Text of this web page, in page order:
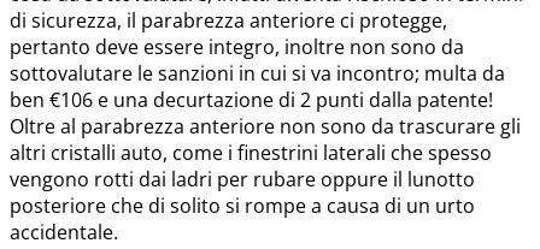
di sicurezza, il parabrezza anteriore ci protegge,
pertanto deve essere integro, inoltre non sono da
sottovalutare le sanzioni in cui si va incontro; multa da
ben €106 e una decurtazione di 2 punti dalla patente!
Oltre al parabrezza anteriore non sono da trascurare gli
altri cristalli auto, come i finestrini laterali che spesso
vengono rotti dai ladri per rubare oppure il lunotto
posteriore che di solito si rompe a causa di un urto
accidentale.